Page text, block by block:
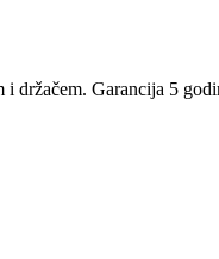
i držačem. Garancija 5